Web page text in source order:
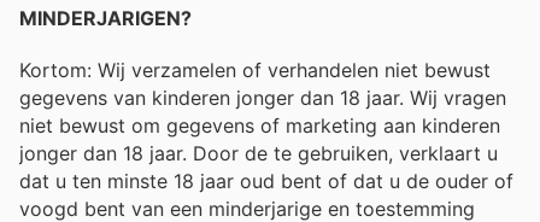
MINDERJARIGEN?
Kortom: Wij verzamelen of verhandelen niet bewust
gegevens van kinderen jonger dan 18 jaar. Wij vragen
niet bewust om gegevens of marketing aan kinderen
jonger dan 18 jaar. Door de te gebruiken, verklaart u
dat u ten minste 18 jaar oud bent of dat u de ouder of
voogd bent van een minderjarige en toestemming